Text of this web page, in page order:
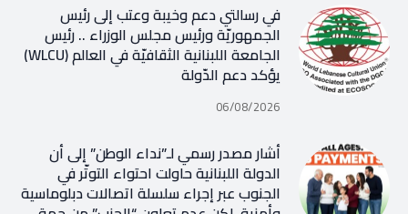
في رسالتي دعم وخيبة وعتب إلى رئيس
الجمهوريّة ورئيس مجلس الوزراء .. رئيس
الجامعة اللبنانية الثقافيّة في العالم (WLCU)
يؤكد دعم الدّولة
06/08/2026
أشار مصدر رسمي لـ”نداء الوطن” إلى أن
الدولة اللبنانية حاولت احتواء التوتّر في
الجنوب عبر إجراء سلسلة اتصالات دبلوماسية